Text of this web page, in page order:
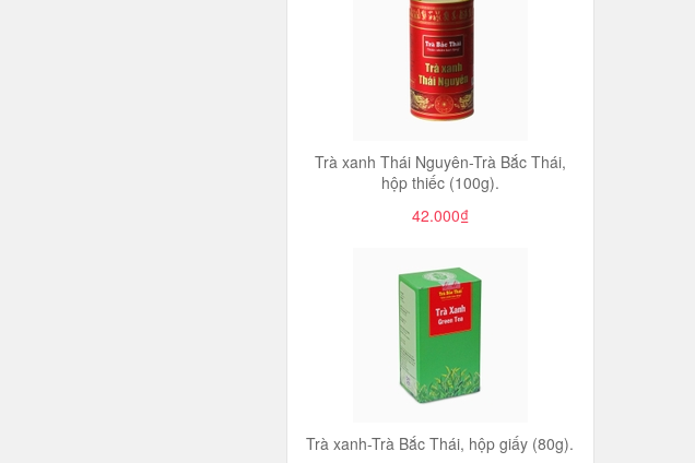
Trà xanh Thái Nguyên-Trà Bắc Thái,
hộp thiếc (100g).
42.000₫
Trà xanh-Trà Bắc Thái, hộp giấy (80g).